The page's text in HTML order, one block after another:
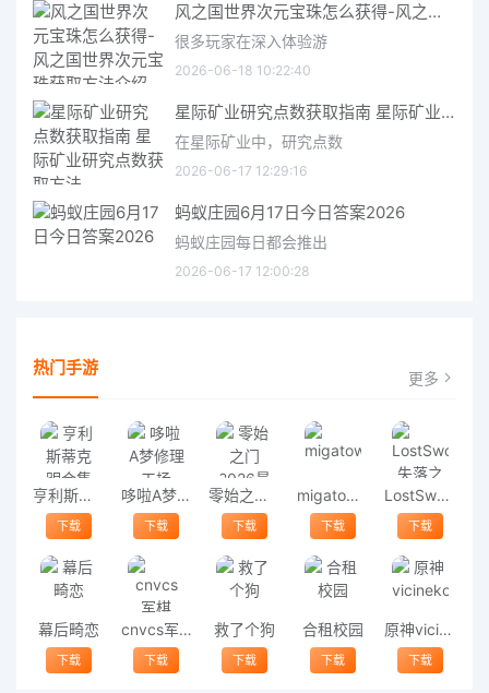
风之国世界次元宝珠怎么获得-风之国世界次元宝珠获取方法介绍
很多玩家在深入体验游
2026-06-18 10:22:40
星际矿业研究点数获取指南 星际矿业研究点数获取方法
在星际矿业中，研究点数
2026-06-17 12:29:16
蚂蚁庄园6月17日今日答案2026
蚂蚁庄园每日都会推出
2026-06-17 12:00:28
热门手游 更多
亨利斯蒂克明合集
下载
哆啦A梦修理工场
下载
零始之门2026最新版
下载
migatowemyworld1.68
下载
LostSword失落之剑
下载
幕后畸恋
下载
cnvcs军棋
下载
救了个狗
下载
合租校园
下载
原神vicineko
下载